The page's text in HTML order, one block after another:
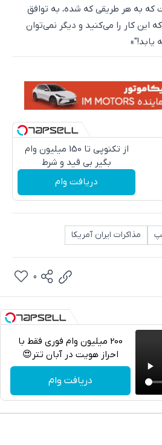
به هر طریقی که شده، به توافق
سال است که این کار را می‌کنید و دیگر نمی‌توان
یابد!"»
از تکنوپی تا 150 میلیون وام
بگیر بی قید و شرط
دریافت وام
مذاکرات ایران آمریکا
واتساپ
0
200 میلیون وام فوری فقط با
احراز هویت در آبان تتر😍
دریافت وام